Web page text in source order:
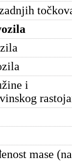
i
mase